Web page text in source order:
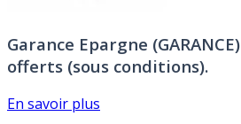
Garance Epargne (GARANCE)
offerts (sous conditions).
En savoir plus